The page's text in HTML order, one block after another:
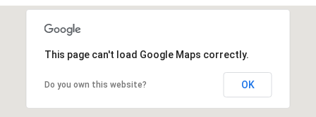
This page can't load Google Maps correctly.
Do you own this website? OK